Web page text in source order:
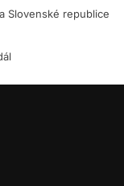
Slovenské republice